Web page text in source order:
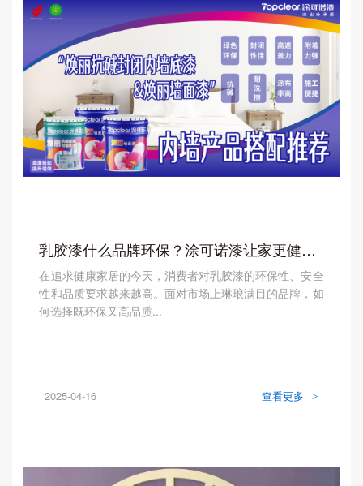
乳胶漆什么品牌环保？涂可诺漆让家更健康、更安心
在追求健康家居的今天，消费者对乳胶漆的环保性、安全
性和品质要求越来越高。面对市场上琳琅满目的品牌，如
何选择既环保又高品质...
2025-04-16 查看更多 >